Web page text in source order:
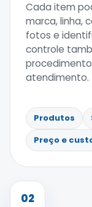
Cada item
marca, linha,
fotos e
controle
atendimento.
Produtos
Preço e
02